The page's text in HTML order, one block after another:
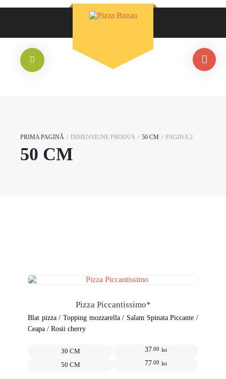
PRIMA PAGINĂ / DIMENSIUNE PRODUS / 50 CM / PAGINA 2
50 CM
Pizza Piccantissimo*
Blat pizza / Topping mozzarella / Salam Spinata Piccante /
Ceapa / Rosii cherry
30 CM 37.00 lei
50 CM 77.00 lei